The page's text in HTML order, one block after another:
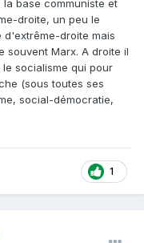
base communiste et
droite, un peu le
d'extrême-droite mais
souvent Marx. A droite il
socialisme qui pour
(sous toutes ses
social-démocratie,
1